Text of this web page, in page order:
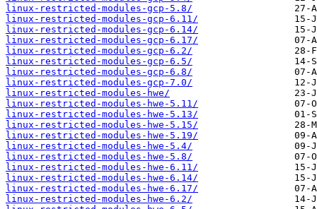
linux-restricted-modules-gcp-5.8/
linux-restricted-modules-gcp-6.11/
linux-restricted-modules-gcp-6.14/
linux-restricted-modules-gcp-6.17/
linux-restricted-modules-gcp-6.2/
linux-restricted-modules-gcp-6.5/
linux-restricted-modules-gcp-6.8/
linux-restricted-modules-gcp-7.0/
linux-restricted-modules-hwe/
linux-restricted-modules-hwe-5.11/
linux-restricted-modules-hwe-5.13/
linux-restricted-modules-hwe-5.15/
linux-restricted-modules-hwe-5.19/
linux-restricted-modules-hwe-5.4/
linux-restricted-modules-hwe-5.8/
linux-restricted-modules-hwe-6.11/
linux-restricted-modules-hwe-6.14/
linux-restricted-modules-hwe-6.17/
linux-restricted-modules-hwe-6.2/